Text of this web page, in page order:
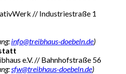
// Industriestraße 1
info@treibhaus-doebeln.de)
e.V. // Bahnhofstraße 56
sfw@treibhaus-doebeln.de)